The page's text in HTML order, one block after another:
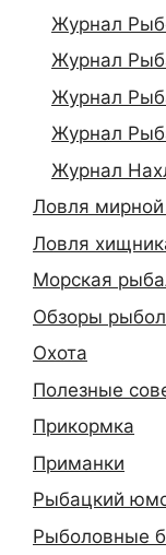
Журнал
Журнал
Журнал
Журнал
Журнал
Ловля
Ловля
Морская
Обзоры
Охота
Полезные
Прикормка
Приманки
Рыбацкий
Рыболовные